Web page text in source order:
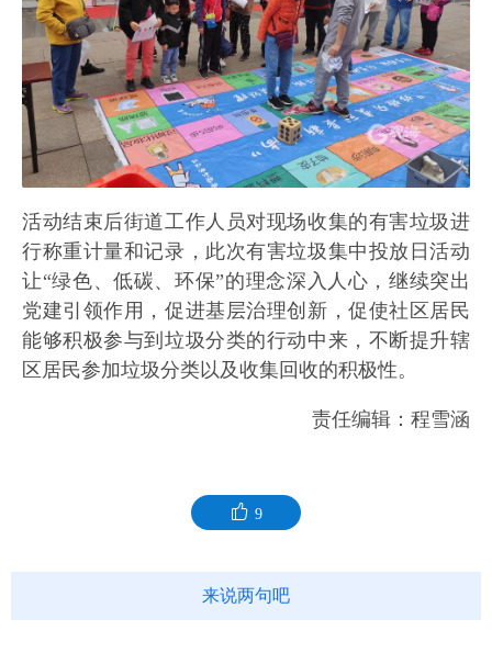
活动结束后街道工作人员对现场收集的有害垃圾进
行称重计量和记录，此次有害垃圾集中投放日活动
让“绿色、低碳、环保”的理念深入人心，继续突出
党建引领作用，促进基层治理创新，促使社区居民
能够积极参与到垃圾分类的行动中来，不断提升辖
区居民参加垃圾分类以及收集回收的积极性。
责任编辑：程雪涵
9
来说两句吧